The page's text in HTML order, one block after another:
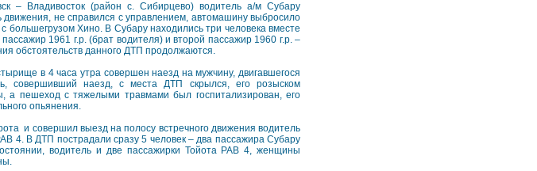
– Владивосток (район с. Сибирцево) водитель а/м Субару
движения, не справился с управлением, автомашину выбросило
большегрузом Хино. В Субару находились три человека вместе
1961 г.р. (брат водителя) и второй пассажир 1960 г.р. –
обстоятельств данного ДТП продолжаются.
в 4 часа утра совершен наезд на мужчину, двигавшегося
совершивший наезд, с места ДТП скрылся, его розыском
а пешеход с тяжелыми травмами был госпитализирован, его
опьянения.
и совершил выезд на полосу встречного движения водитель
4. В ДТП пострадали сразу 5 человек – два пассажира Субару
водитель и две пассажирки Тойота РАВ 4, женщины